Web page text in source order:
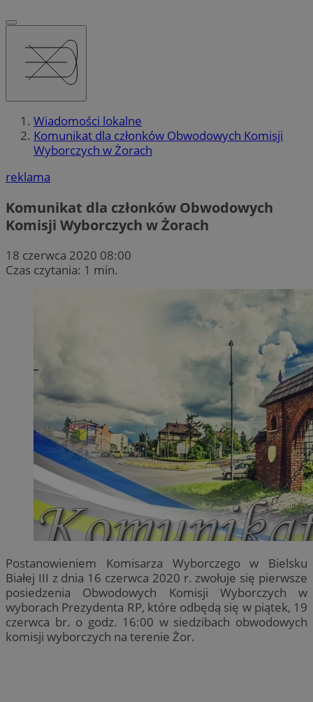
Wiadomości lokalne
Komunikat dla członków Obwodowych Komisji
Wyborczych w Żorach
reklama
Komunikat dla członków Obwodowych
Komisji Wyborczych w Żorach
18 czerwca 2020 08:00
Czas czytania: 1 min.
Postanowieniem Komisarza Wyborczego w Bielsku
Białej III z dnia 16 czerwca 2020 r. zwołuje się pierwsze
posiedzenia Obwodowych Komisji Wyborczych w
wyborach Prezydenta RP, które odbędą się w piątek, 19
czerwca br. o godz. 16:00 w siedzibach obwodowych
komisji wyborczych na terenie Żor.